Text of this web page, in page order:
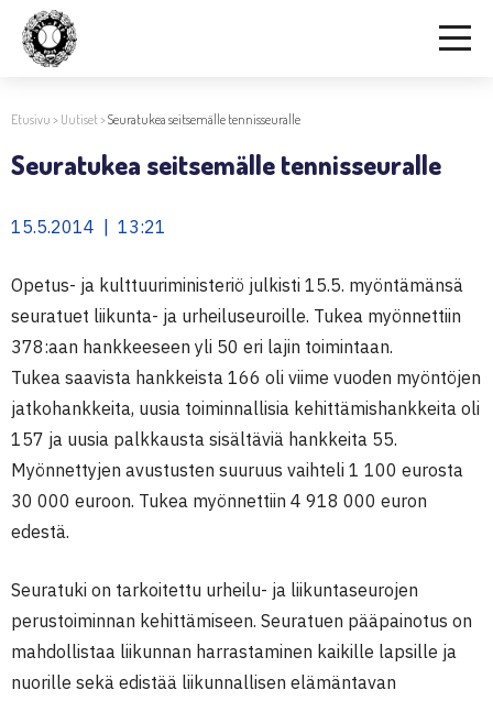
Etusivu > Uutiset>Seuratukea seitsemälle tennisseuralle
Seuratukea seitsemälle tennisseuralle
15.5.2014 | 13:21
Opetus- ja kulttuuriministeriö julkisti 15.5. myöntämänsä
seuratuet liikunta- ja urheiluseuroille. Tukea myönnettiin
378:aan hankkeeseen yli 50 eri lajin toimintaan.
Tukea saavista hankkeista 166 oli viime vuoden myöntöjen
jatkohankkeita, uusia toiminnallisia kehittämishankkeita oli
157 ja uusia palkkausta sisältäviä hankkeita 55.
Myönnettyjen avustusten suuruus vaihteli 1 100 eurosta
30 000 euroon. Tukea myönnettiin 4 918 000 euron
edestä.
Seuratuki on tarkoitettu urheilu- ja liikuntaseurojen
perustoiminnan kehittämiseen. Seuratuen pääpainotus on
mahdollistaa liikunnan harrastaminen kaikille lapsille ja
nuorille sekä edistää liikunnallisen elämäntavan